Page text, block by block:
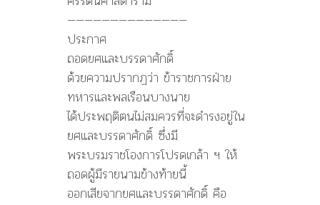
เดช
และ
สิทธิ
สงคราม
——————————————
ประกาศ
ถอดยศและบรรดาศักดิ์
ด้วยความปรากฏว่า ข้าราชการฝ่าย
ทหารและพลเรือนบางนาย
ได้ประพฤติตนไม่สมควรที่จะดำรงอยู่ใน
ยศและบรรดาศักดิ์ ซึ่งมี
พระบรมราชโองการโปรดเกล้า ฯ ให้
ถอดผู้มีรายนามข้างท้ายนี้
ออกเสียจากยศและบรรดาศักดิ์ คือ